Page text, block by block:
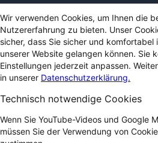
Wir verwenden Cookies, um Ihnen die
Nutzererfahrung zu bieten. Unser
sicher, dass Sie sicher und
unserer Website gelangen können. Sie
Einstellungen jederzeit anpassen.
in unserer Datenschutzerklärung.
Technisch notwendige Cookies
Wenn Sie YouTube-Videos und Google
müssen Sie der Verwendung von